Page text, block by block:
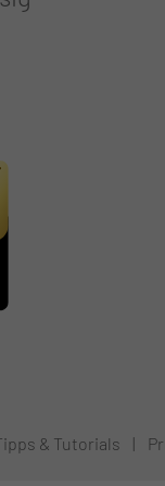
& Tutorials |